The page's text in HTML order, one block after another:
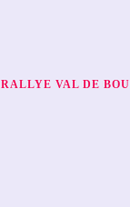
RALLYE VAL DE